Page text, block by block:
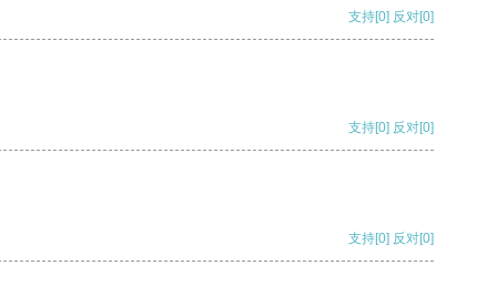
支持[0] 反对[0]
支持[0] 反对[0]
支持[0] 反对[0]